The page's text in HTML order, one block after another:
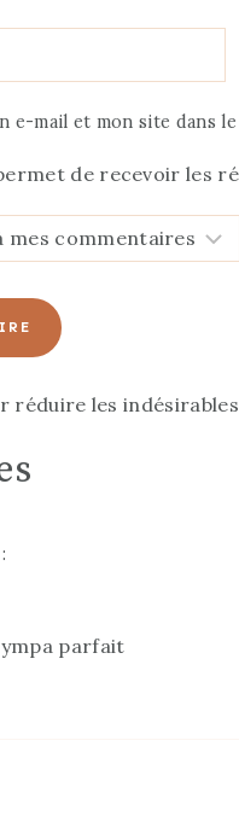
e-mail et mon site dans
de recevoir les
réduire les
parfait